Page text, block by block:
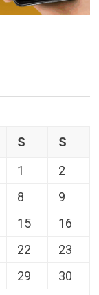
S
S
1
2
8
9
15
16
22
23
29
30